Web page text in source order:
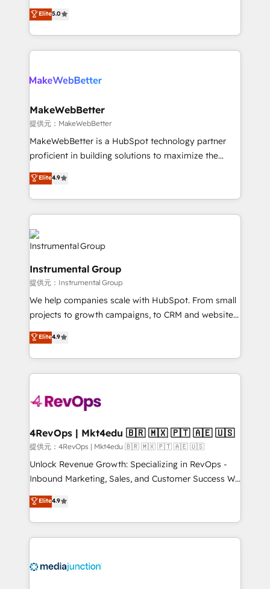
and service to drive sustainable growth With 6 key
HubSpot accreditations and experience across
bridge the gap where most agencies fall short by
combining GTM strategy with technical execution to
solve the right problem with the right solution. As the
only firm in the world to hold Elite Partner
clients gain a unique advantage in CRM architecture,
market execution. Why B2B Businesses Choose RP: -
Secure: Soc2 compliant 🛡️ - Pricing: Implementations
starting at $1,5k 💵 - Speed: Launch in 14 days ⚡ -
Global: 75+ RPers across five continents 🌐 - Scale:
HubSpot Partner 🪴 - Sales Hub: More
implementations than any other Partner 💻 -
agency for an Ops problem. Don't hire a technical
agency for a growth problem. Hire a partner built to
solve both.
Elite5.0
MakeWebBetter
提供元：MakeWebBetter
MakeWebBetter is a HubSpot technology partner
proficient in building solutions to maximize the
operational efficiency of HubSpot. The fastest-
growing tech-enabler & facilitator, MakeWebBetter,
hands you the blend of HubSpot expertise &
eminent solutions & integrations. Trust us to
streamline your HubSpot experience. 🚀HubSpot
Elite Partners with 10+ years of HubSpot experience
Premier Partner 2023 🌟5 HubSpot Accreditations 🌟
Won HubSpot Theme Challenge 2021 🌟INBOUND’19
HubSpot Rising Star Why us? Harnessing the full
potential of the powerful HubSpot CRM. ✔️A team of
HubSpot experts backed by over 10+ years of
HubSpot experience ✔️Flexible pricing models —
Hourly-fee (assigned one Dedicated HubSpot
Admin); Monthly-fee (HubSpot Admin + Project
requirement). ✔️Helped over 25,000+ customers so
on-demand bundle services. Connect with us today!
Elite4.9
Instrumental Group
提供元：Instrumental Group
We help companies scale with HubSpot. From small
projects to growth campaigns, to CRM and websites.
Hire an agency that's experienced in every inch of
HubSpot and willing to work hand-in-hand with your
team to simplify the complex and build a better
experience for your team and customers.
Elite4.9
4RevOps | Mkt4edu 🇧🇷 🇲🇽 🇵🇹 🇦🇪 🇺🇸
提供元：4RevOps | Mkt4edu 🇧🇷 🇲🇽 🇵🇹 🇦🇪 🇺🇸
Unlock Revenue Growth: Specializing in RevOps -
Inbound Marketing, Sales, and Customer Success We
specialize in driving revenue growth for companies
across industries through tailored marketing, sales,
and customer success strategies, utilizing RevOps
methodologies. As Latin America's largest HubSpot
offer unparalleled insights. Operating in five
Elite4.9